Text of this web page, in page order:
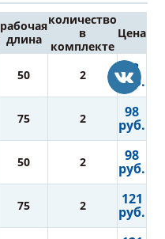
рабочая
длина
количество
в
комплекте
Цена
50 2 98
руб.
75 2 98
руб.
50 2 98
руб.
75 2 121
руб.